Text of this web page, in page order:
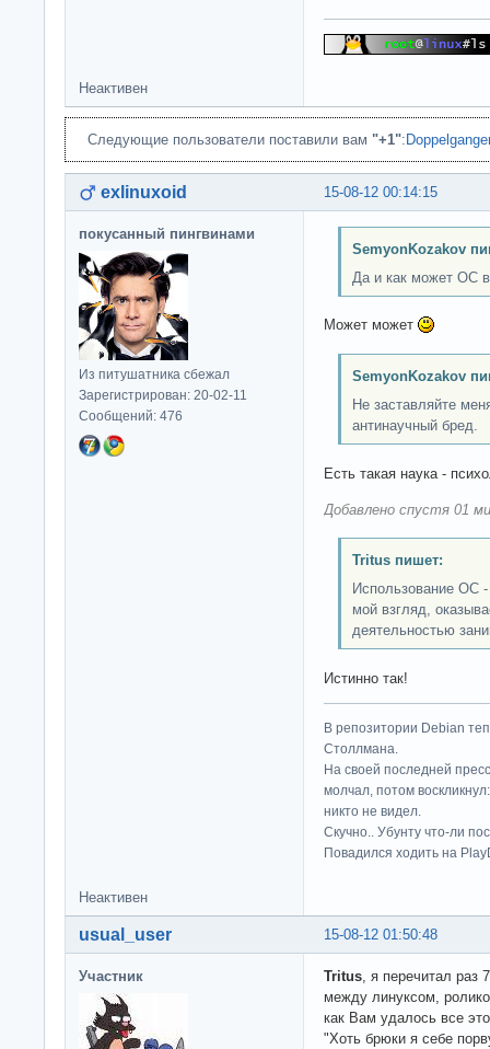
Неактивен
Следующие пользователи поставили вам "+1":
15-08-12 00:14:15
exlinuxoid
покусанный пингвинами
Из питушатника сбежал
Зарегистрирован: 20-02-11
Сообщений: 476
SemyonKozakov
Да и как может ОС
Может может
SemyonKozakov
Не заставляйте
антинаучный бред.
Есть такая наука -
Добавлено спустя 01
Tritus пишет:
Использование OC
мой взгляд,
деятельностью
Истинно так!
В репозитории Debian
Столлмана.
На своей последней
молчал, потом
никто не видел.
Скучно.. Убунту что-ли
Повадился ходить на
Неактивен
15-08-12 01:50:48
usual_user
Участник Tritus , я перечитал
между линуксом,
как Вам удалось все
"Хоть брюки я себе